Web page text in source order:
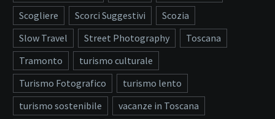
Scogliere
Scorci Suggestivi
Scozia
Slow Travel
Street Photography
Toscana
Tramonto
turismo culturale
Turismo Fotografico
turismo lento
turismo sostenibile
vacanze in Toscana